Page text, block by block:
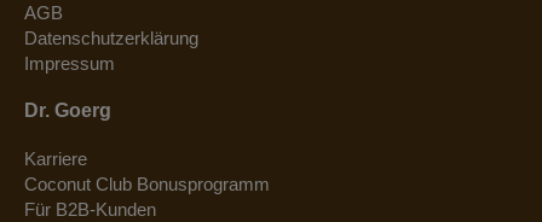
AGB
Datenschutzerklärung
Impressum
Dr. Goerg
Karriere
Coconut Club Bonusprogramm
Für B2B-Kunden